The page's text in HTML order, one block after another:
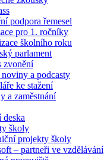
podpora řemesel
pro 1. ročníky
školního roku
parlament
zvonění
a podcasty
ke stažení
a zaměstnání
deska
školy
projekty školy
– partneři ve vzdělávání